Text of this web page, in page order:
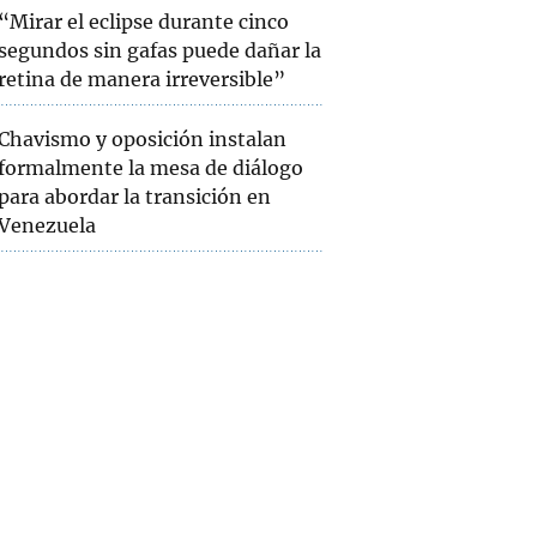
el eclipse durante cinco
sin gafas puede dañar la
de manera irreversible”
y oposición instalan
la mesa de diálogo
abordar la transición en